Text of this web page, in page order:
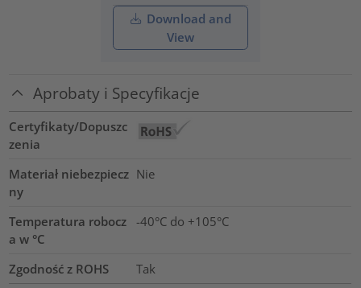
Download and
View
Aprobaty i Specyfikacje
Certyfikaty/Dopuszc
zenia
Materiał niebezpiecz
ny
Nie
Temperatura robocz
a w °C
-40°C do +105°C
Zgodność z ROHS Tak